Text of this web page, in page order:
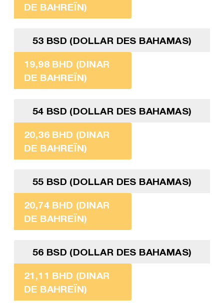
DE BAHREÏN)
53 BSD (DOLLAR DES BAHAMAS)
19,98 BHD (DINAR
DE BAHREÏN)
54 BSD (DOLLAR DES BAHAMAS)
20,36 BHD (DINAR
DE BAHREÏN)
55 BSD (DOLLAR DES BAHAMAS)
20,74 BHD (DINAR
DE BAHREÏN)
56 BSD (DOLLAR DES BAHAMAS)
21,11 BHD (DINAR
DE BAHREÏN)